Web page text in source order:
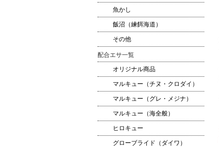
魚かし
飯沼（練餌海道）
その他
配合エサ一覧
オリジナル商品
マルキュー（チヌ・クロダイ）
マルキュー（グレ・メジナ）
マルキュー（海全般）
ヒロキュー
グローブライド（ダイワ）